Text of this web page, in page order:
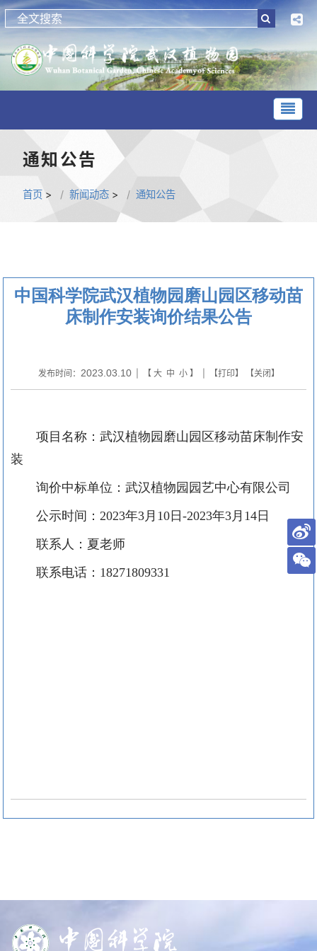
通知公告
首页 > 新闻动态 > 通知公告
中国科学院武汉植物园磨山园区移动苗
床制作安装询价结果公告
发布时间： 2023.03.10| 【 大 中 小】 | 【打印】 【关闭】
项目名称：武汉植物园磨山园区移动苗床制作安
装
询价中标单位：武汉植物园园艺中心有限公司
公示时间： 2023年3 月 10日-2023年3 月 14日
联系人：夏老师
联系电话： 18271809331